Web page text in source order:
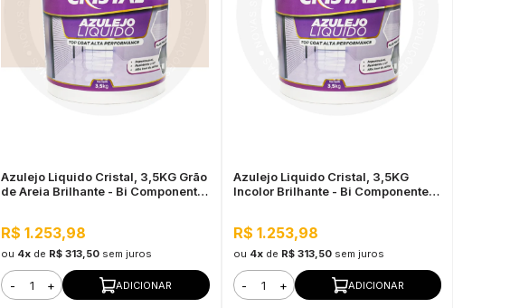
Azulejo Liquido Cristal, 3,5KG Grão
de Areia Brilhante - Bi Componente
R$ 1.253,98
ou 4x de R$ 313,50 sem juros
- + ADICIONAR
Azulejo Liquido Cristal, 3,5KG
Incolor Brilhante - Bi Componente e
R$ 1.253,98
ou 4xde R$ 313,50 sem juros
- + ADICIONAR